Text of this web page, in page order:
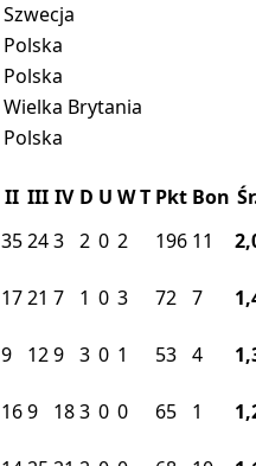
Szwecja
Polska
Polska
Wielka Brytania
Polska
II III IV D U WT Pkt Bon
35243 2 0 2 196 11
1721 7 1 0 3 72 7
9 129 3 0 1 53 4
169 183 0 0 65 1